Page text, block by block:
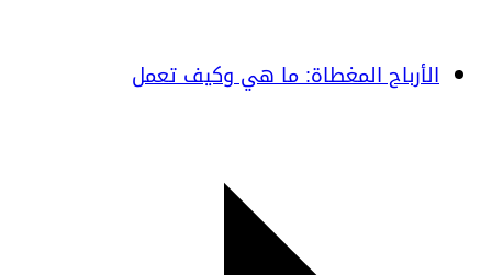
الأرباح المغطاة: ما هي وكيف تعمل